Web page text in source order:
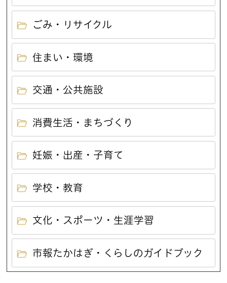
ごみ・リサイクル
住まい・環境
交通・公共施設
消費生活・まちづくり
妊娠・出産・子育て
学校・教育
文化・スポーツ・生涯学習
市報たかはぎ・くらしのガイドブック